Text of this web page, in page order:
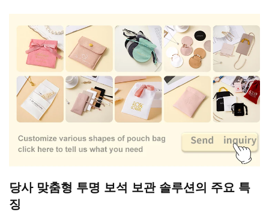
당사 맞춤형 투명 보석 보관 솔루션의 주요 특
징